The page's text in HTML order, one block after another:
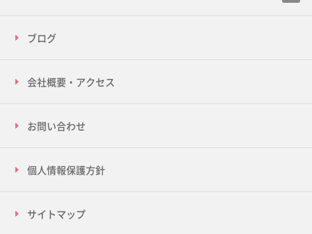
ブログ
会社概要・アクセス
お問い合わせ
個人情報保護方針
サイトマップ